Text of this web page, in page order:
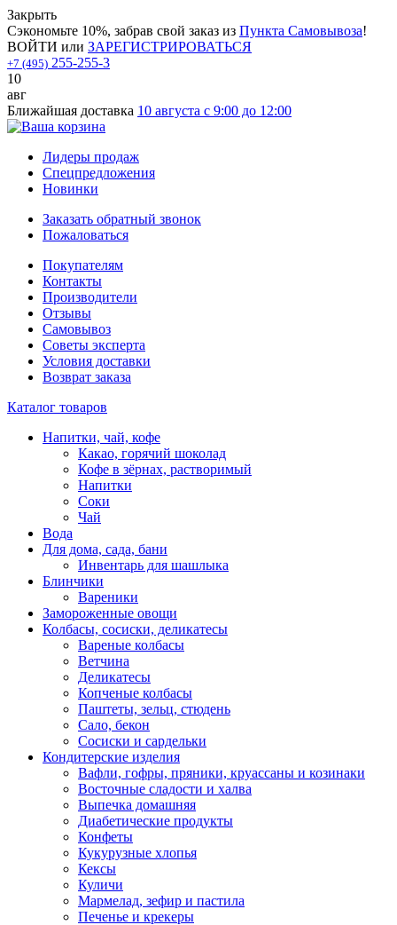
Закрыть
Сэкономьте 10%, забрав свой заказ из Пункта Самовывоза!
ВОЙТИ или ЗАРЕГИСТРИРОВАТЬСЯ
+7 (495) 255-255-3
10
авг
Ближайшая доставка 10 августа с 9:00 до 12:00
Лидеры продаж
Спецпредложения
Новинки
Заказать обратный звонок
Пожаловаться
Покупателям
Контакты
Производители
Отзывы
Самовывоз
Советы эксперта
Условия доставки
Возврат заказа
Каталог товаров
Напитки, чай, кофе
Какао, горячий шоколад
Кофе в зёрнах, растворимый
Напитки
Соки
Чай
Вода
Для дома, сада, бани
Инвентарь для шашлыка
Блинчики
Вареники
Замороженные овощи
Колбасы, сосиски, деликатесы
Вареные колбасы
Ветчина
Деликатесы
Копченые колбасы
Паштеты, зельц, стюдень
Сало, бекон
Сосиски и сардельки
Кондитерские изделия
Вафли, гофры, пряники, круассаны и козинаки
Восточные сладости и халва
Выпечка домашняя
Диабетические продукты
Конфеты
Кукурузные хлопья
Кексы
Куличи
Мармелад, зефир и пастила
Печенье и крекеры